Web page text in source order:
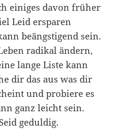
einiges davon früher
Leid ersparen
beängstigend sein.
radikal ändern,
lange Liste kann
dir das aus was dir
und probiere es
ganz leicht sein.
geduldig.